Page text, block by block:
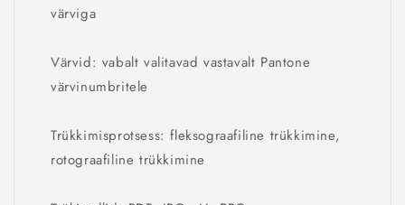
värviga
Värvid: vabalt valitavad vastavalt Pantone
värvinumbritele
Trükkimisprotsess: fleksograafiline trükkimine,
rotograafiline trükkimine